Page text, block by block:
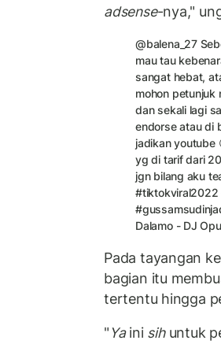
adsense-nya,"
@balena_27
mau tau
sangat hebat,
mohon petunjuk
dan sekali lagi
endorse atau di
jadikan youtube
yg di tarif dari
jgn bilang aku
#tiktokviral2022
Dalamo - DJ
Pada tayangan
bagian itu
tertentu hingga
"Yaini sihuntuk